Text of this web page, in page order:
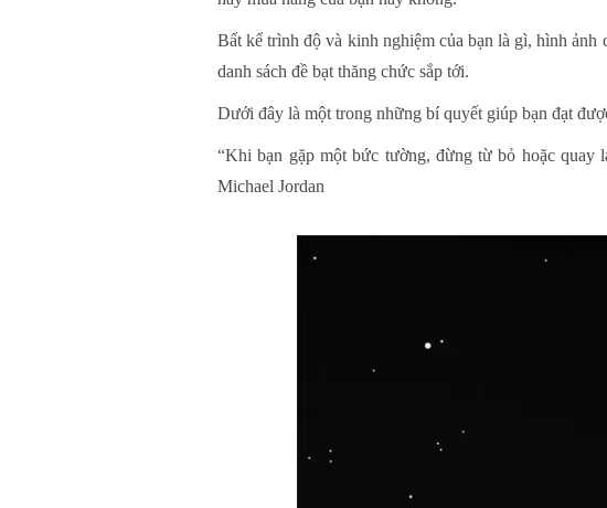
Bất kể trình độ và kinh nghiệm của bạn là gì, hình ảnh
danh sách đề bạt thăng chức sắp tới.
Dưới đây là một trong những bí quyết giúp bạn đạt
“Khi bạn gặp một bức tường, đừng từ bỏ hoặc quay
Michael Jordan